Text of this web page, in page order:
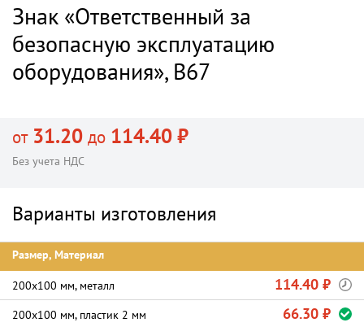
Знак «Ответственный за
безопасную эксплуатацию
оборудования», B67
от31.20 до 114.40 ₽
Без учета НДС
Варианты изготовления
Размер, Материал
200х100 мм, металл 114.40 ₽
200х100 мм, пластик 2 мм 66.30 ₽